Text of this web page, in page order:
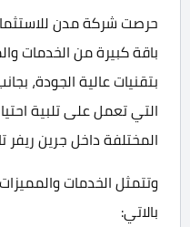
حرصت شركة مدن
باقة كبيرة من الخدمات
بتقنيات عالية الجودة،
التي تعمل على تلبية
المختلفة داخل جرين ريفر
وتتمثل الخدمات
بالاتي: